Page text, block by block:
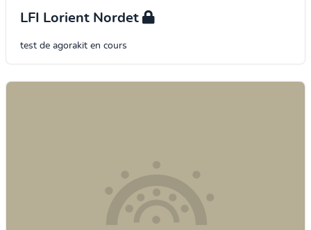
LFI Lorient Nordet
test de agorakit en cours